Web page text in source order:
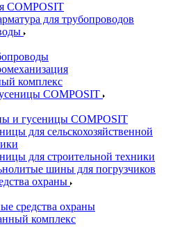
COMPOSIT
для трубопроводов
комплекс
COMPOSIT
и гусеницы COMPOSIT
для сельскохозяйственной
для строительной техники
шины для погрузчиков
охраны
средства охраны
комплекс